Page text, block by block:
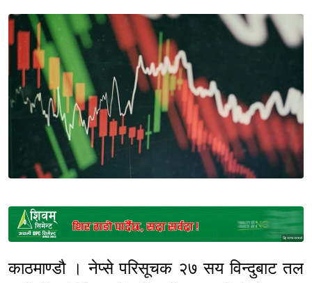
Sponsored
काठमाण्डौ । नेप्से परिसूचक २७ सय विन्दुबाट तल